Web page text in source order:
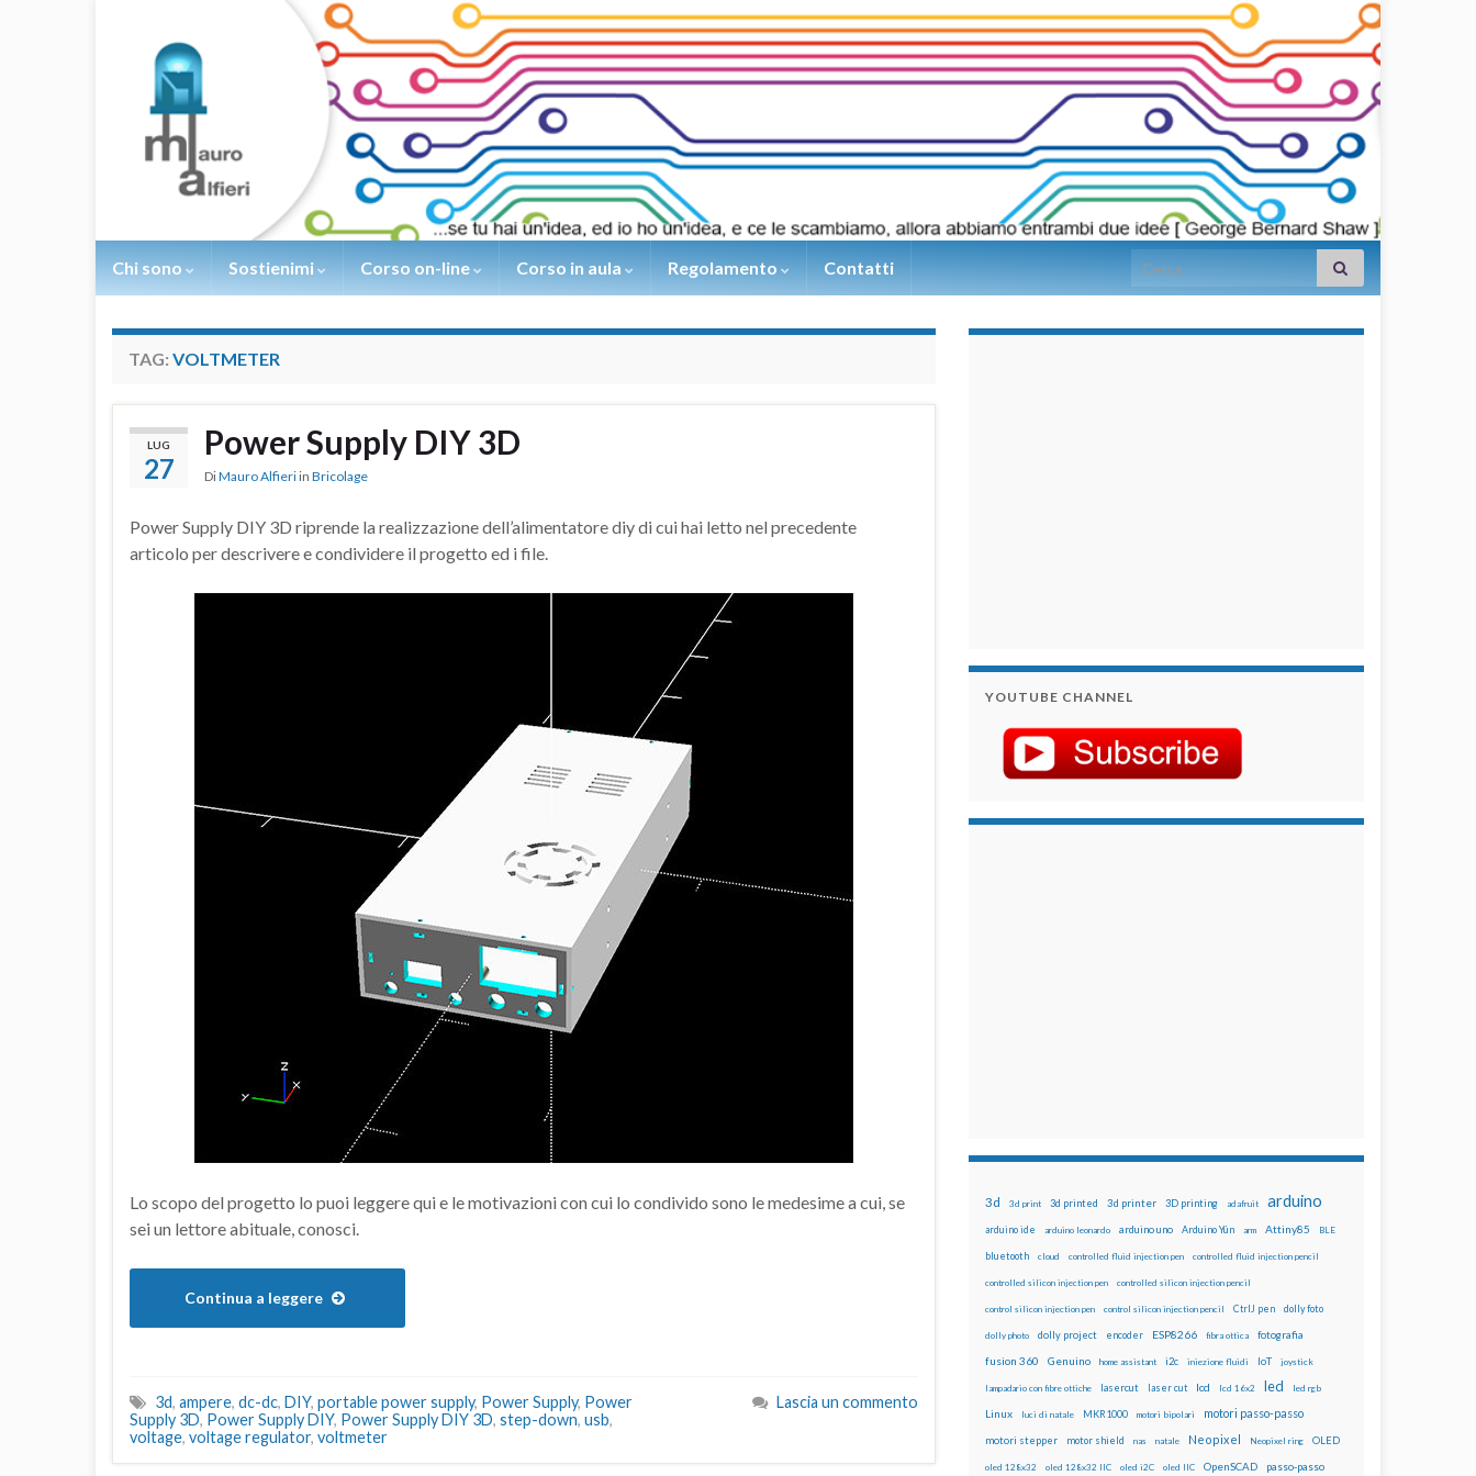
Chi sono Sostienimi Corso on-line Corso in aula Regolamento Contatti Search for:
TAG: VOLTMETER
LUG
27
Power Supply DIY 3D
DiMauro Alfieri in Bricolage
Power Supply DIY 3D riprende la realizzazione dell’alimentatore diy di cui hai letto nel precedente
articolo per descrivere e condividere il progetto ed i file.
Lo scopo del progetto lo puoi leggere qui e le motivazioni con cui lo condivido sono le medesime a cui, se
sei un lettore abituale, conosci.
Continua a leggere
3d, ampere, dc-dc, DIY, portable power supply, Power Supply, Power
Supply 3D, Power Supply DIY, Power Supply DIY 3D, step-down, usb,
voltage, voltage regulator, voltmeter
Lascia un commento
YOUTUBE CHANNEL
3d 3d print 3d printed 3d printer 3D printing adafruit arduino
arduino ide arduino leonardo arduino uno Arduino Yún arm Attiny85 BLE
bluetooth cloud controlled fluid injection pen controlled fluid injection pencil
controlled silicon injection pen controlled silicon injection pencil
control silicon injection pen control silicon injection pencil CtrlJ pen dolly foto
dolly photo dolly project encoder ESP8266 fibra ottica fotografia
fusion 360 Genuino home assistant i2c iniezione fluidi IoT joystick
lampadario con fibre ottiche lasercut laser cut lcd lcd 16x2 led led rgb
Linux luci di natale MKR1000 motori bipolari motori passo-passo
motori stepper motor shield nas natale Neopixel Neopixel ring OLED
oled 128x32 oled 128x32 IIC oled i2C oled IIC OpenSCAD passo-passo